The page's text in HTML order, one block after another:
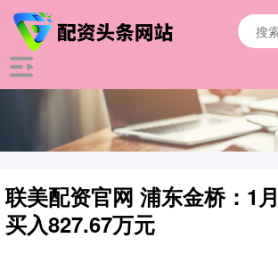
联美配资官网 浦东金桥：1
买入827.67万元